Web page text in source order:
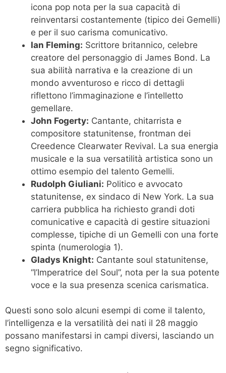
icona pop nota per la sua capacità di
reinventarsi costantemente (tipico dei Gemelli)
e per il suo carisma comunicativo.
Ian Fleming: Scrittore britannico, celebre
creatore del personaggio di James Bond. La
sua abilità narrativa e la creazione di un
mondo avventuroso e ricco di dettagli
riflettono l’immaginazione e l’intelletto
gemellare.
John Fogerty: Cantante, chitarrista e
compositore statunitense, frontman dei
Creedence Clearwater Revival. La sua energia
musicale e la sua versatilità artistica sono un
ottimo esempio del talento Gemelli.
Rudolph Giuliani: Politico e avvocato
statunitense, ex sindaco di New York. La sua
carriera pubblica ha richiesto grandi doti
comunicative e capacità di gestire situazioni
complesse, tipiche di un Gemelli con una forte
spinta (numerologia 1).
Gladys Knight: Cantante soul statunitense,
“l’Imperatrice del Soul”, nota per la sua potente
voce e la sua presenza scenica carismatica.
Questi sono solo alcuni esempi di come il talento,
l’intelligenza e la versatilità dei nati il 28 maggio
possano manifestarsi in campi diversi, lasciando un
segno significativo.